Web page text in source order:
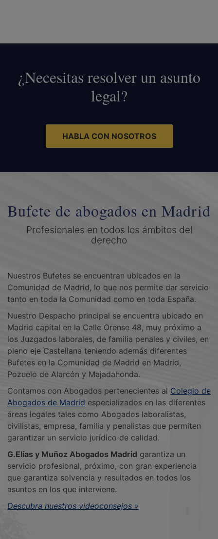
¿Necesitas resolver un asunto
legal?
HABLA CON NOSOTROS
Bufete de abogados en Madrid
Profesionales en todos los ámbitos del
derecho
Nuestros Bufetes se encuentran ubicados en la
Comunidad de Madrid, lo que nos permite dar servicio
tanto en toda la Comunidad como en toda España.
Nuestro Despacho principal se encuentra ubicado en
Madrid capital en la Calle Orense 48, muy próximo a
los Juzgados laborales, de familia penales y civiles, en
pleno eje Castellana teniendo además diferentes
Bufetes en la Comunidad de Madrid en Madrid,
Pozuelo de Alarcón y Majadahonda.
Contamos con Abogados pertenecientes al Colegio de
Abogados de Madrid especializados en las diferentes
áreas legales tales como Abogados laboralistas,
civilistas, empresa, familia y penalistas que permiten
garantizar un servicio jurídico de calidad.
G.Elías y Muñoz Abogados Madrid garantiza un
servicio profesional, próximo, con gran experiencia
que garantiza solvencia y resultados en todos los
asuntos en los que interviene.
Descubra nuestros videoconsejos »